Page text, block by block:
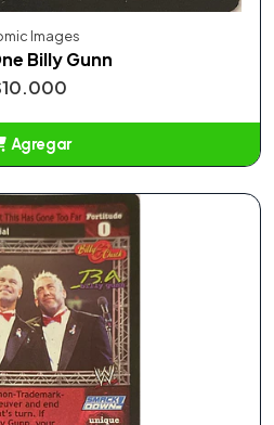
Images
Billy Gunn
Agregar